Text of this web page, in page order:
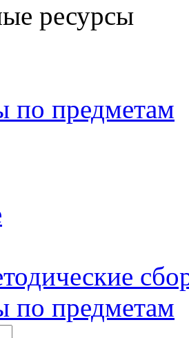
ресурсы
по предметам
по предметам